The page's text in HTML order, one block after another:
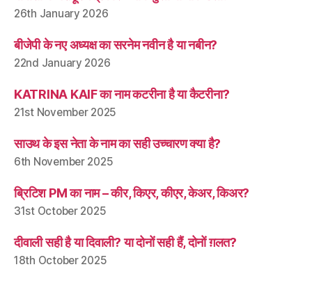
26th January 2026
बीजेपी के नए अध्यक्ष का सरनेम नवीन है या नबीन?
22nd January 2026
KATRINA KAIF का नाम कटरीना है या कैटरीना?
21st November 2025
साउथ के इस नेता के नाम का सही उच्चारण क्या है?
6th November 2025
ब्रिटिश PM का नाम – कीर, किएर, कीएर, केअर, किअर?
31st October 2025
दीवाली सही है या दिवाली? या दोनों सही हैं, दोनों ग़लत?
18th October 2025